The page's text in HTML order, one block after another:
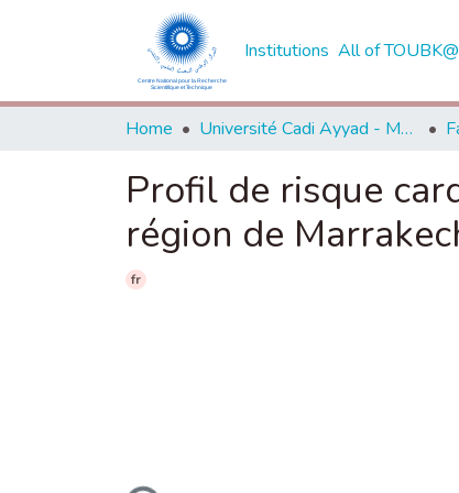
Institutions All of
Home Université Cadi Ayyad - Marrakech
Profil de risque
région de
fr